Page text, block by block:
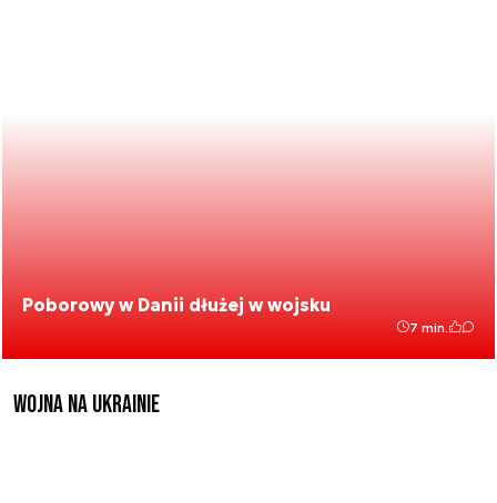
Poborowy w Danii dłużej w wojsku
7 min.
Wojna na Ukrainie